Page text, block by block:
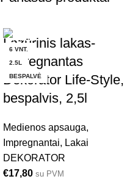
6 VNT.
2.5L
BESPALVĖ
Lazūrinis lakas-
impregnantas
Dekorator Life-Style,
bespalvis, 2,5l
Medienos apsauga,
Impregnantai, Lakai
DEKORATOR
€17,80 su PVM